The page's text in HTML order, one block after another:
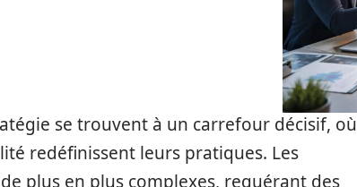
se trouvent à un carrefour décisif, où
redéfinissent leurs pratiques. Les
plus en plus complexes, requérant des